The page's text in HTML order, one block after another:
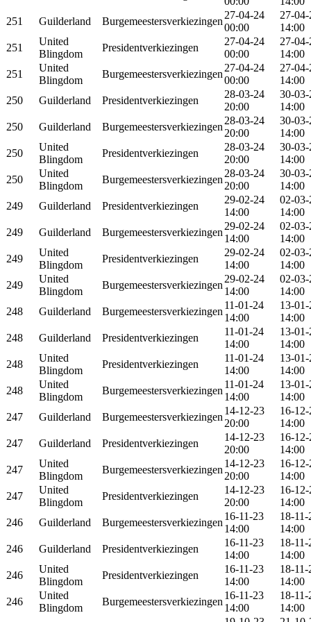
251
Guilderland Burgemeestersverkiezingen
27-04-24
00:00
27-04-
14:00
251
United
Blingdom
Presidentverkiezingen
27-04-24
00:00
27-04-
14:00
251
United
Blingdom
Burgemeestersverkiezingen
27-04-24
00:00
27-04-
14:00
250
Guilderland Presidentverkiezingen
28-03-24
20:00
30-03-
14:00
250
Guilderland Burgemeestersverkiezingen
28-03-24
20:00
30-03-
14:00
250
United
Blingdom
Presidentverkiezingen
28-03-24
20:00
30-03-
14:00
250
United
Blingdom
Burgemeestersverkiezingen
28-03-24
20:00
30-03-
14:00
249
Guilderland Presidentverkiezingen
29-02-24
14:00
02-03-
14:00
249
Guilderland Burgemeestersverkiezingen
29-02-24
14:00
02-03-
14:00
249
United
Blingdom
Presidentverkiezingen
29-02-24
14:00
02-03-
14:00
249
United
Blingdom
Burgemeestersverkiezingen
29-02-24
14:00
02-03-
14:00
248
Guilderland Burgemeestersverkiezingen
11-01-24
14:00
13-01-
14:00
248
Guilderland Presidentverkiezingen
11-01-24
14:00
13-01-
14:00
248
United
Blingdom
Presidentverkiezingen
11-01-24
14:00
13-01-
14:00
248
United
Blingdom
Burgemeestersverkiezingen
11-01-24
14:00
13-01-
14:00
247
Guilderland Burgemeestersverkiezingen
14-12-23
20:00
16-12-
14:00
247
Guilderland Presidentverkiezingen
14-12-23
20:00
16-12-
14:00
247
United
Blingdom
Burgemeestersverkiezingen
14-12-23
20:00
16-12-
14:00
247
United
Blingdom
Presidentverkiezingen
14-12-23
20:00
16-12-
14:00
246
Guilderland Burgemeestersverkiezingen
16-11-23
14:00
18-11-
14:00
246
Guilderland Presidentverkiezingen
16-11-23
14:00
18-11-
14:00
246
United
Blingdom
Presidentverkiezingen
16-11-23
14:00
18-11-
14:00
246
United
Blingdom
Burgemeestersverkiezingen
16-11-23
14:00
18-11-
14:00